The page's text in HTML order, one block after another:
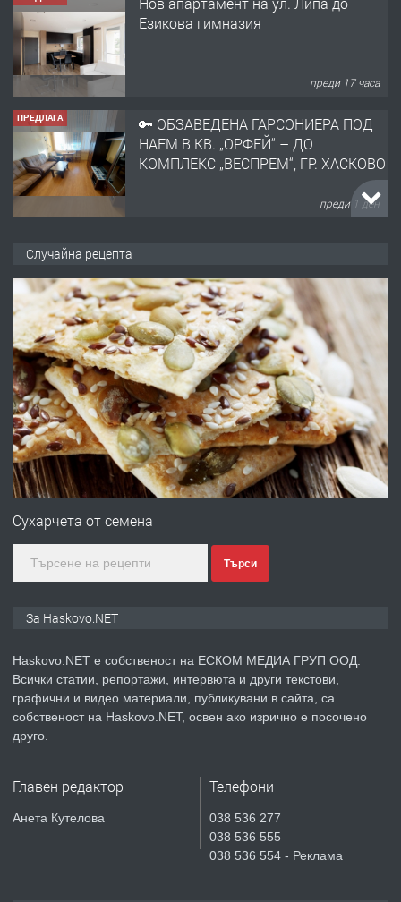
Езикова гимназия
преди 17 часа
ПРЕДЛАГА
🔑 ОБЗАВЕДЕНА ГАРСОНИЕРА ПОД
НАЕМ В КВ. „ОРФЕЙ“ – ДО
КОМПЛЕКС „ВЕСПРЕМ“, ГР. ХАСКОВО
преди 1 ден
АПАРТАМЕНТ В ЦЕНТЪРА НА ГР.
ХАСКОВО
преди 2 дни
ПРЕДЛАГА Давам гараж под наем
преди 2 дни
ПРЕДЛАГА
№4120 Магазин/Офис под наем в кв.
градската градина!
преди 3 дни
ПРЕДЛАГА
Продавам парцел в гр. Хасково кв.
СГЛОБЯВАНЕ НА МЕБЕЛИ.
Случайна рецепта
Сухарчета от семена
Търси
За Haskovo.NET
Haskovo.NET е собственост на ЕСКОМ МЕДИА ГРУП ООД.
Всички статии, репортажи, интервюта и други текстови,
графични и видео материали, публикувани в сайта, са
собственост на Haskovo.NET, освен ако изрично е посочено
друго.
Главен редактор
Анета Кутелова
Телефони
038 536 277
038 536 555
038 536 554 - Реклама